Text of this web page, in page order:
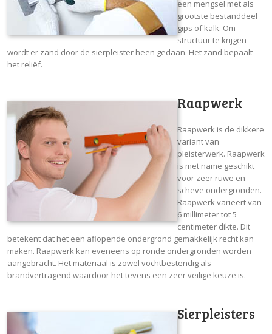
een mengsel met als
grootste bestanddeel
gips of kalk. Om
structuur te krijgen
wordt er zand door de sierpleister heen gedaan. Het zand bepaalt
het reliëf.
Raapwerk
Raapwerk is de dikkere
variant van
pleisterwerk. Raapwerk
is met name geschikt
voor zeer ruwe en
scheve ondergronden.
Raapwerk varieert van
6 millimeter tot 5
centimeter dikte. Dit
betekent dat het een aflopende ondergrond gemakkelijk recht kan
maken. Raapwerk kan eveneens op ronde ondergronden worden
aangebracht. Het materiaal is zowel vochtbestendig als
brandvertragend waardoor het tevens een zeer veilige keuze is.
Sierpleisters